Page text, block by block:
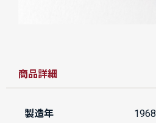
商品詳細
製造年 1968